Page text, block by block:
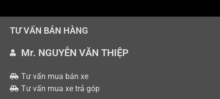
TƯ VẤN BÁN HÀNG
Mr. NGUYỄN VĂN THIỆP
Tư vấn mua bán xe
Tư vấn mua xe trả góp